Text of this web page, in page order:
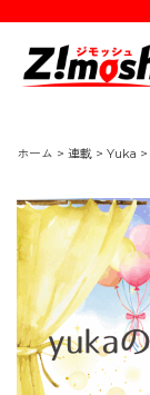
ホーム > 連載 > Yuka >